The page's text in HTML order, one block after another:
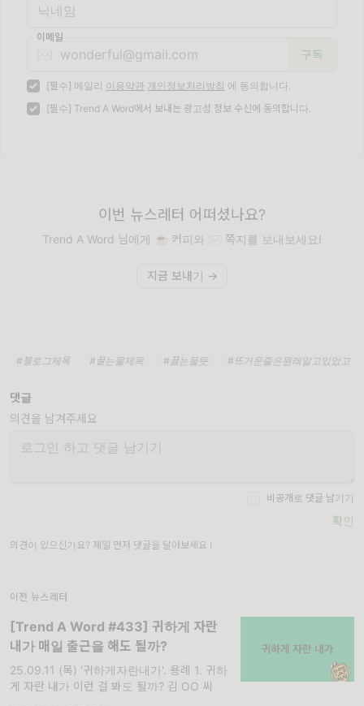
이메일
✉️
[필수] 메일리 이용약관 개인정보처리방침 에 동의합니다.
[필수] Trend A Word에서 보내는 광고성 정보 수신에 동의합니다.
이번 뉴스레터 어떠셨나요?
Trend A Word 님에게 ☕️ 커피와 ✉️ 쪽지를 보내보세요!
지금 보내기 →
#블로그제목 #끌는물제목 #끓는물뜻 #뜨거운줄은원래알고있었고
댓글
의견을 남겨주세요
비공개로 댓글 남기기
확인
의견이 있으신가요? 제일 먼저 댓글을 달아보세요 !
이전 뉴스레터
[Trend A Word #433] 귀하게 자란
내가 매일 출근을 해도 될까?
25.09.11 (목) '귀하게자란내가'. 용례 1. 귀하
게 자란 내가 이런 걸 봐도 될까? 김 OO 씨